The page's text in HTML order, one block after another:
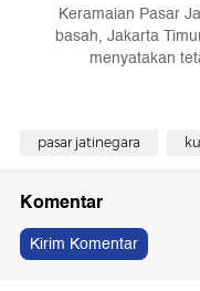
Keramaian Pasar
basah, Jakarta
menyatakan
pasar jatinegara
Komentar
Kirim Komentar